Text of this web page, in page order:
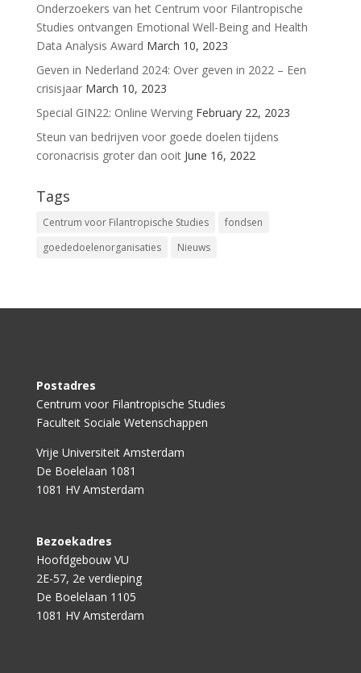
Onderzoekers van het Centrum voor Filantropische
Studies ontvangen Emotional Well-Being and Health
Data Analysis Award March 10, 2023
Geven in Nederland 2024: Over geven in 2022 – Een
crisisjaar March 10, 2023
Special GIN22: Online Werving February 22, 2023
Steun van bedrijven voor goede doelen tijdens
coronacrisis groter dan ooit June 16, 2022
Tags
Centrum voor Filantropische Studies
fondsen
goededoelenorganisaties
Nieuws
Postadres
Centrum voor Filantropische Studies
Faculteit Sociale Wetenschappen
Vrije Universiteit Amsterdam
De Boelelaan 1081
1081 HV Amsterdam
Bezoekadres
Hoofdgebouw VU
2E-57, 2e verdieping
De Boelelaan 1105
1081 HV Amsterdam